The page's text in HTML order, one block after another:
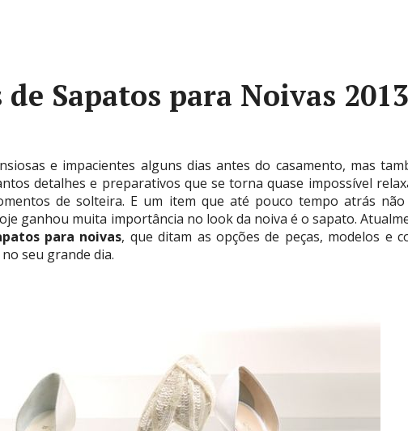
Sapatos para Noivas 2013
e impacientes alguns dias antes do casamento, mas
detalhes e preparativos que se torna quase impossível
de solteira. E um item que até pouco tempo atrás não
ganhou muita importância no look da noiva é o sapato.
para noivas, que ditam as opções de peças, modelos e
seu grande dia.